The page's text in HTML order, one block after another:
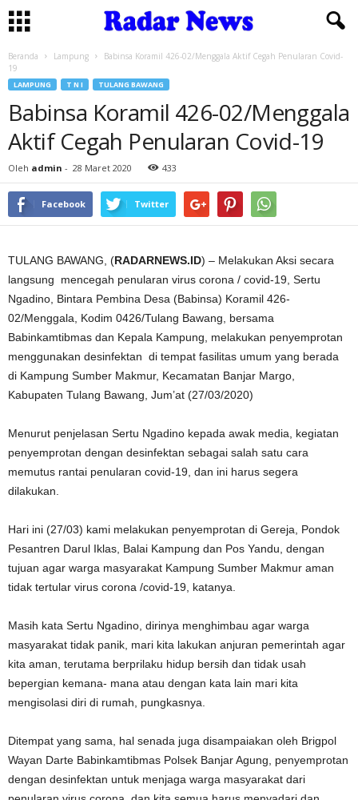
Beranda Lampung
Babinsa Koramil 426-02/Menggala Aktif Cegah Penularan Covid-
19
LAMPUNG T N I TULANG BAWANG
Babinsa Koramil 426-02/Menggala
Aktif Cegah Penularan Covid-19
Oleh admin - 28 Maret 2020 433
Facebook Twitter
TULANG BAWANG, (RADARNEWS.ID) – Melakukan Aksi secara
langsung mencegah penularan virus corona / covid-19, Sertu
Ngadino, Bintara Pembina Desa (Babinsa) Koramil 426-
02/Menggala, Kodim 0426/Tulang Bawang, bersama
Babinkamtibmas dan Kepala Kampung, melakukan penyemprotan
menggunakan desinfektan di tempat fasilitas umum yang berada
di Kampung Sumber Makmur, Kecamatan Banjar Margo,
Kabupaten Tulang Bawang, Jum’at (27/03/2020)
Menurut penjelasan Sertu Ngadino kepada awak media, kegiatan
penyemprotan dengan desinfektan sebagai salah satu cara
memutus rantai penularan covid-19, dan ini harus segera
dilakukan.
Hari ini (27/03) kami melakukan penyemprotan di Gereja, Pondok
Pesantren Darul Iklas, Balai Kampung dan Pos Yandu, dengan
tujuan agar warga masyarakat Kampung Sumber Makmur aman
tidak tertular virus corona /covid-19, katanya.
Masih kata Sertu Ngadino, dirinya menghimbau agar warga
masyarakat tidak panik, mari kita lakukan anjuran pemerintah agar
kita aman, terutama berprilaku hidup bersih dan tidak usah
bepergian kemana- mana atau dengan kata lain mari kita
mengisolasi diri di rumah, pungkasnya.
Ditempat yang sama, hal senada juga disampaiakan oleh Brigpol
Wayan Darte Babinkamtibmas Polsek Banjar Agung, penyemprotan
dengan desinfektan untuk menjaga warga masyarakat dari